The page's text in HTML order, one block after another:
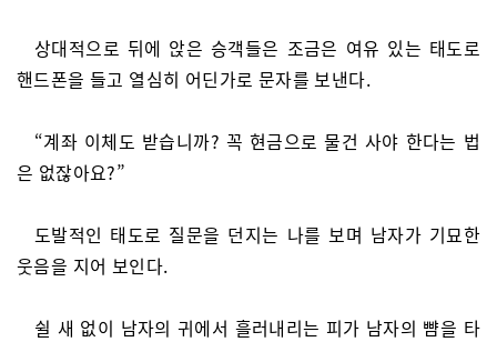
상대적으로 뒤에 앉은 승객들은 조금은 여유 있는 태도로
핸드폰을 들고 열심히 어딘가로 문자를 보낸다.
“계좌 이체도 받습니까? 꼭 현금으로 물건 사야 한다는 법
은 없잖아요?”
도발적인 태도로 질문을 던지는 나를 보며 남자가 기묘한
웃음을 지어 보인다.
쉴 새 없이 남자의 귀에서 흘러내리는 피가 남자의 뺨을 타